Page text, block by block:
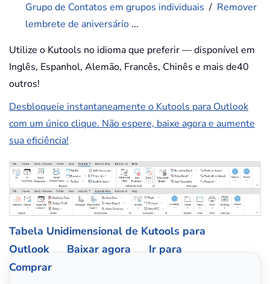
Grupo de Contatos em grupos individuais / Remover
lembrete de aniversário ...
Utilize o Kutools no idioma que preferir — disponível em
Inglês, Espanhol, Alemão, Francês, Chinês e mais de40
outros!
Desbloqueie instantaneamente o Kutools para Outlook
com um único clique. Não espere, baixe agora e aumente
sua eficiência!
Tabela Unidimensional de Kutools para
Outlook
Baixar agora
Ir para
Comprar